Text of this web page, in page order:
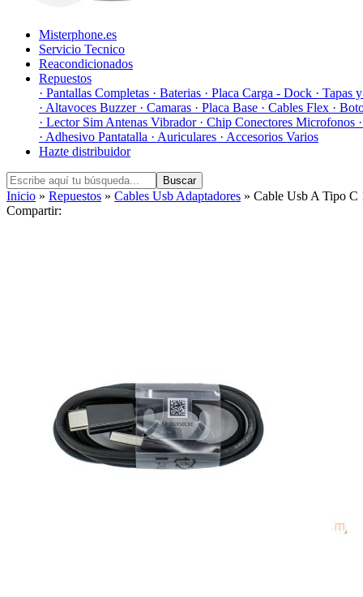
Misterphone.es
Servicio Tecnico
Reacondicionados
Repuestos
· Pantallas Completas · Baterias · Placa Carga - Dock · Tapas
· Altavoces Buzzer · Camaras · Placa Base · Cables Flex ·
· Lector Sim Antenas Vibrador · Chip Conectores Microfonos
· Adhesivo Pantatalla · Auriculares · Accesorios Varios
Hazte distribuidor
Buscar
Inicio » Repuestos » Cables Usb Adaptadores » Cable Usb A Tipo
Compartir: